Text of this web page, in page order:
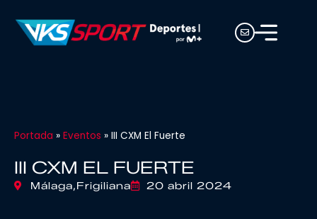
Portada » Eventos » III CXM El Fuerte
III CXM EL FUERTE
Málaga,Frigiliana 20 abril 2024